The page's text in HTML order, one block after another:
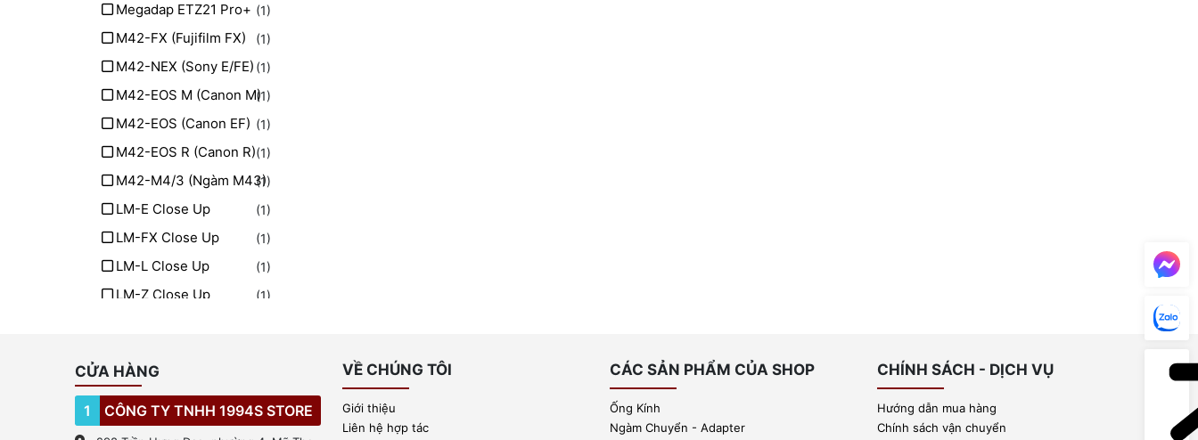
Megadap ETZ21 Pro+ (1)
M42-FX (Fujifilm FX) (1)
M42-NEX (Sony E/FE) (1)
M42-EOS M (Canon M)(1)
M42-EOS (Canon EF) (1)
M42-EOS R (Canon R)(1)
M42-M4/3 (Ngàm M43)
(1)
LM-E Close Up (1)
LM-FX Close Up (1)
LM-L Close Up (1)
LM-Z Close Up (1)
CỬA HÀNG
1 CÔNG TY TNHH 1994S STORE
VỀ CHÚNG TÔI
Giới thiệu
Liên hệ hợp tác
CÁC SẢN PHẨM CỦA SHOP
Ống Kính
Ngàm Chuyển - Adapter
CHÍNH SÁCH - DỊCH VỤ
Hướng dẫn mua hàng
Chính sách vận chuyển